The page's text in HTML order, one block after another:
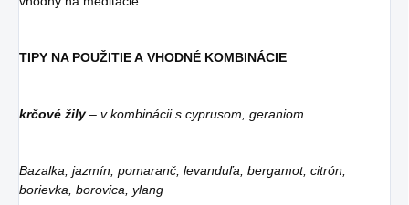
TIPY NA POUŽITIE A VHODNÉ KOMBINÁCIE
krčové žily– v kombinácii s cyprusom, geraniom
Bazalka, jazmín, pomaranč, levanduľa, bergamot, citrón,
borievka, borovica, ylang